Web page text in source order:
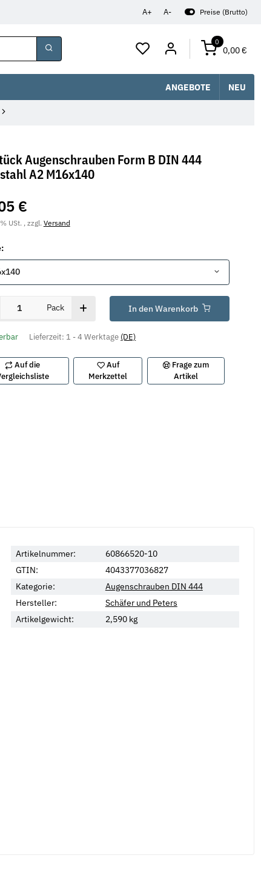
A+ A- Preise (Brutto)
0
0,00 €
ANGEBOTE NEU
Augenschrauben Form B DIN 444
A2 M16x140
€
USt. , zzgl.Versand
Pack In den Warenkorb
Lieferzeit: 1 - 4 Werktage (DE)
Auf die
Auf
Merkzettel
Frage zum
Artikel
Artikelnummer:
60866520-10
GTIN:
4043377036827
Kategorie:
Augenschrauben DIN 444
Hersteller:
Schäfer und Peters
Artikelgewicht:
2,590 kg